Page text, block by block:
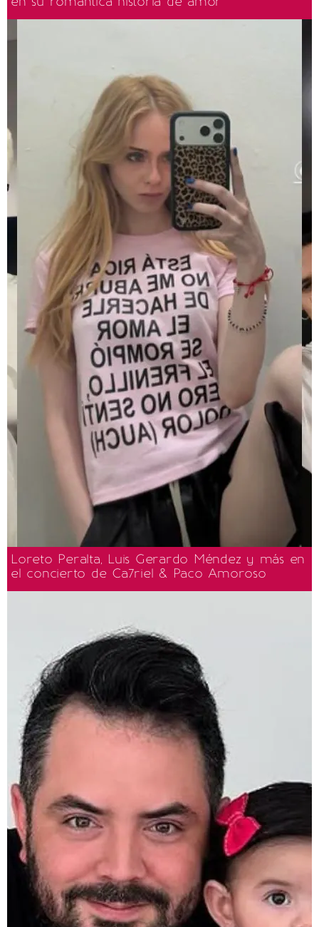
Loreto Peralta, Luis Gerardo Méndez y más en
el concierto de Ca7riel & Paco Amoroso